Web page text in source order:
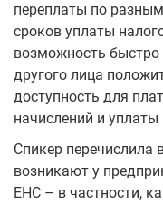
переплаты по
сроков уплаты
возможность быстро
другого лица
доступность для
начислений и уплаты
Спикер перечислила
возникают у
ЕНС – в частности,